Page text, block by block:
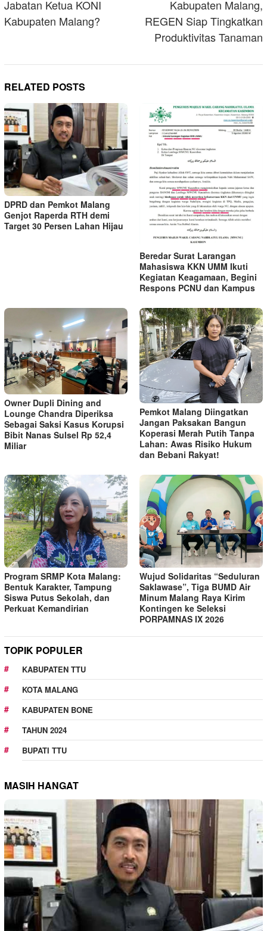
Jabatan Ketua KONI
Kabupaten Malang?
Kabupaten Malang,
REGEN Siap Tingkatkan
Produktivitas Tanaman
RELATED POSTS
DPRD dan Pemkot Malang
Genjot Raperda RTH demi
Target 30 Persen Lahan Hijau
Beredar Surat Larangan
Mahasiswa KKN UMM Ikuti
Kegiatan Keagamaan, Begini
Respons PCNU dan Kampus
Owner Dupli Dining and
Lounge Chandra Diperiksa
Sebagai Saksi Kasus Korupsi
Bibit Nanas Sulsel Rp 52,4
Miliar
Pemkot Malang Diingatkan
Jangan Paksakan Bangun
Koperasi Merah Putih Tanpa
Lahan: Awas Risiko Hukum
dan Bebani Rakyat!
Program SRMP Kota Malang:
Bentuk Karakter, Tampung
Siswa Putus Sekolah, dan
Perkuat Kemandirian
Wujud Solidaritas “Seduluran
Saklawase”, Tiga BUMD Air
Minum Malang Raya Kirim
Kontingen ke Seleksi
PORPAMNAS IX 2026
TOPIK POPULER
KABUPATEN TTU
KOTA MALANG
KABUPATEN BONE
TAHUN 2024
BUPATI TTU
MASIH HANGAT